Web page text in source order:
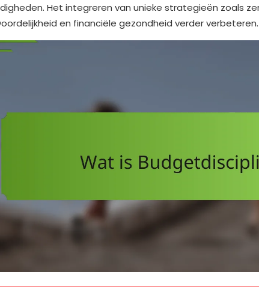
Het integreren van unieke strategieën zoals
en financiële gezondheid verder verbeteren.